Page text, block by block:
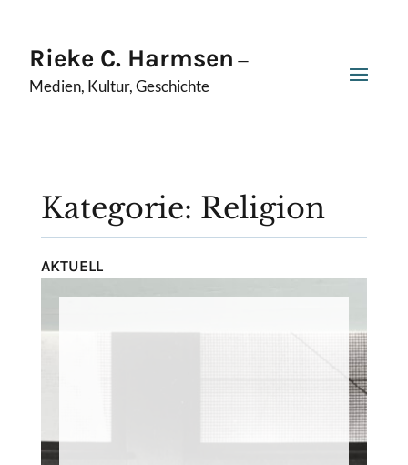
Rieke C. Harmsen —
Medien, Kultur, Geschichte
Kategorie: Religion
AKTUELL